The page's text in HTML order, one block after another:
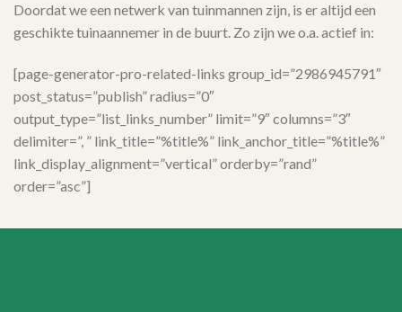
Doordat we een netwerk van tuinmannen zijn, is er altijd een
geschikte tuinaannemer in de buurt. Zo zijn we o.a. actief in:
[page-generator-pro-related-links group_id=”2986945791″
post_status=”publish” radius=”0″
output_type=”list_links_number” limit=”9″ columns=”3″
delimiter=”, ” link_title=”%title%” link_anchor_title=”%title%”
link_display_alignment=”vertical” orderby=”rand”
order=”asc”]